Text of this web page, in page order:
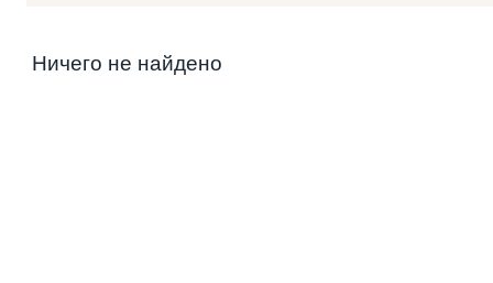
Ничего не найдено